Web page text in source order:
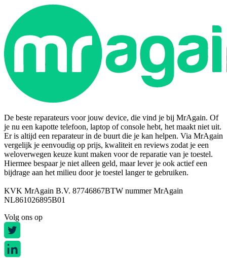
De beste reparateurs voor jouw device, die vind je bij MrAgain. Of
je nu een kapotte telefoon, laptop of console hebt, het maakt niet uit.
Er is altijd een reparateur in de buurt die je kan helpen. Via MrAgain
vergelijk je eenvoudig op prijs, kwaliteit en reviews zodat je een
weloverwegen keuze kunt maken voor de reparatie van je toestel.
Hiermee bespaar je niet alleen geld, maar lever je ook actief een
bijdrage aan het milieu door je toestel langer te gebruiken.
KVK MrAgain B.V. 87746867BTW nummer MrAgain
NL861026895B01
Volg ons op